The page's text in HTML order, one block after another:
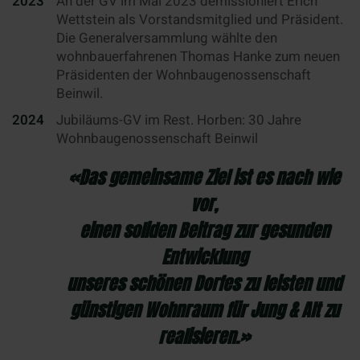
Wettstein als Vorstandsmitglied und Präsident.
Die Generalversammlung wählte den
wohnbauerfahrenen Thomas Hanke zum neuen
Präsidenten der Wohnbaugenossenschaft
Beinwil.
2024
Jubiläums-GV im Rest. Horben: 30 Jahre
Wohnbaugenossenschaft Beinwil
«Das gemeinsame Ziel ist es nach wie
vor,
einen soliden Beitrag zur gesunden
Entwicklung
unseres schönen Dorfes zu leisten und
günstigen Wohnraum für Jung & Alt zu
realisieren.»